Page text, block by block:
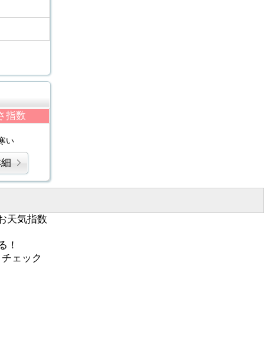
指数
い
天気指数
！
ェック